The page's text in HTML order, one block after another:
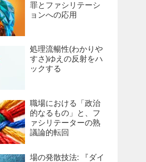
罪とファシリテーシ
ョンへの応用
処理流暢性(わかりや
すさ)ゆえの反射をハ
ックする
職場における「政治
的なるもの」と、フ
ァシリテーターの熟
議論的転回
場の発散技法: 『ダイ